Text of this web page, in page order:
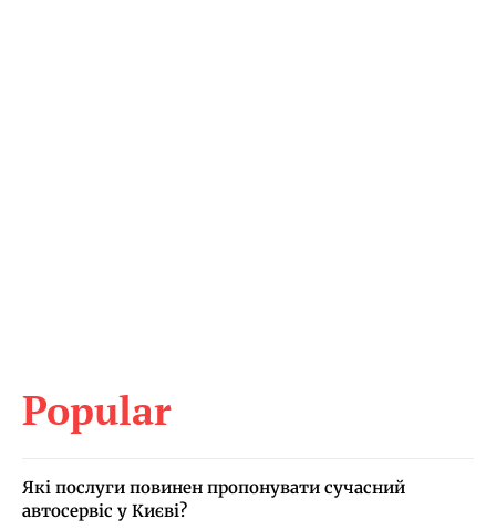
Popular
Які послуги повинен пропонувати сучасний
автосервіс у Києві?